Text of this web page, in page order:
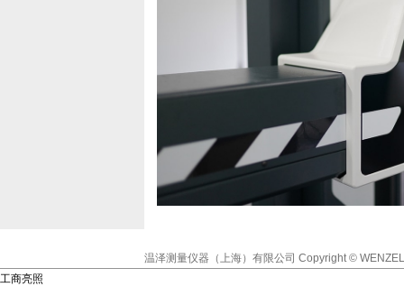
温泽测量仪器（上海）有限公司 Copyright ©
工商亮照